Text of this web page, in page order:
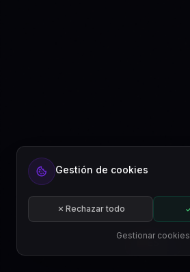
ES
Gestión de cookies
Rechazar todo
Gestionar cookies